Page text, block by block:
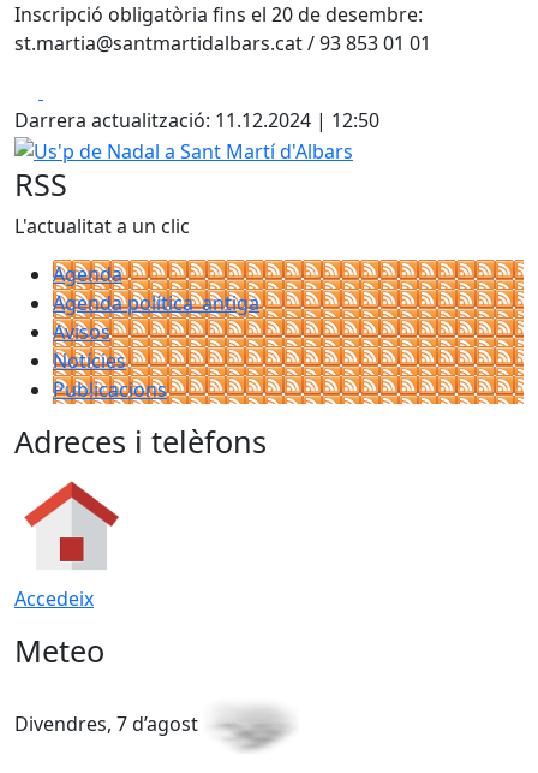
Inscripció obligatòria fins el 20 de desembre:
st.martia@santmartidalbars.cat / 93 853 01 01
Darrera actualització: 11.12.2024 | 12:50
Us'p de Nadal a Sant Martí d'Albars
RSS
L'actualitat a un clic
Agenda
Agenda política_antiga
Avisos
Notícies
Publicacions
Adreces i telèfons
Accedeix
Meteo
Divendres, 7 d’agost